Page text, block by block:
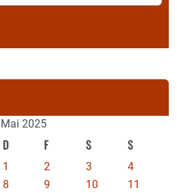
Mai 2025
D F S S
1 2 3
4
8 9 10
11